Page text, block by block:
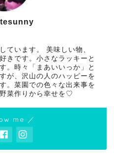
ています。 美味しい物、
きです。小さなラッキーと
。時々「まあいいっか」と
が、沢山の人のハッピーを
。菜園での色々な出来事を
菜作りから幸せを♡
me ／